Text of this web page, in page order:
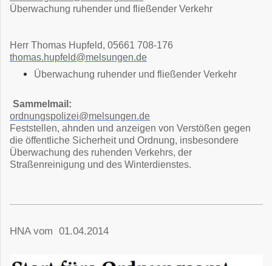
Überwachung ruhender und fließender Verkehr
Herr Thomas Hupfeld, 05661 708-176
thomas.hupfeld@melsungen.de
Überwachung ruhender und fließender Verkehr
Sammelmail:
ordnungspolizei@melsungen.de
Feststellen, ahnden und anzeigen von Verstößen gegen
die öffentliche Sicherheit und Ordnung, insbesondere
Überwachung des ruhenden Verkehrs, der
Straßenreinigung und des Winterdienstes.
HNA vom 01.04.2014